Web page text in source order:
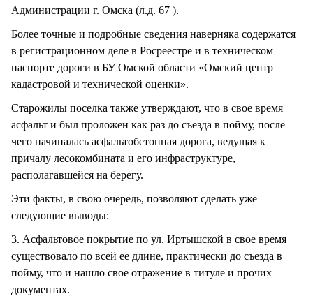
Администрации г. Омска (л.д. 67 ).
Более точные и подробные сведения наверняка содержатся
в регистрационном деле в Росреестре и в техническом
паспорте дороги в БУ Омской области «Омский центр
кадастровой и технической оценки».
Старожилы поселка также утверждают, что в свое время
асфальт и был проложен как раз до съезда в пойму, после
чего начиналась асфальтобетонная дорога, ведущая к
причалу лесокомбината и его инфраструктуре,
располагавшейся на берегу.
Эти факты, в свою очередь, позволяют сделать уже
следующие выводы:
3. Асфальтовое покрытие по ул. Иртышской в свое время
существовало по всей ее длине, практически до съезда в
пойму, что и нашло свое отражение в титуле и прочих
документах.